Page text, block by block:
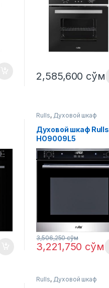
2,585,600 сўм
Rulls, Духовой шкаф
Духовой шкаф Rulls
HO9009L5
3,221,750 сўм
3,506,250сўм
Rulls, Духовой шкаф